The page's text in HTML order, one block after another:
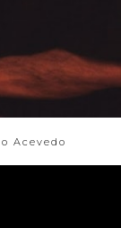
Acevedo